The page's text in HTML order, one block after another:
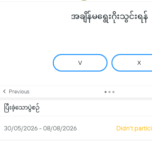
အချိန်မရွေးဂိုးသွင်းရန်
V X
Previous
ပြီးခဲ့သောပွဲစဉ်
30/05/2026 - 08/08/2026 Didn't